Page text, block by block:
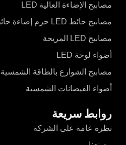
مصابيح الإضاءة العالية LED
مصابيح حائط LED حزم إضاءة حائط LED
مصابيح LED المريحة
أضواء لوحة LED
مصابيح الشوارع بالطاقة الشمسية
أضواء الفيضانات الشمسية
روابط سريعة
نظرة عامة على الشركة